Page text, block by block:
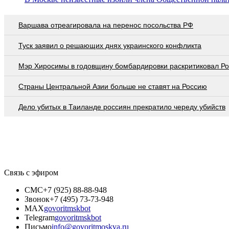
Варшава отреагировала на перенос посольства РФ
Туск заявил о решающих днях украинского конфликта
Мэр Хиросимы в годовщину бомбардировки раскритиковал
Страны Центральной Азии больше не ставят на Россию
Дело убитых в Таиланде россиян прекратило череду убийств
Связь с эфиром
СМС+7 (925) 88-88-948
Звонок+7 (495) 73-73-948
MAXgovoritmskbot
Telegramgovoritmskbot
Письмоinfo@govoritmoskva.ru